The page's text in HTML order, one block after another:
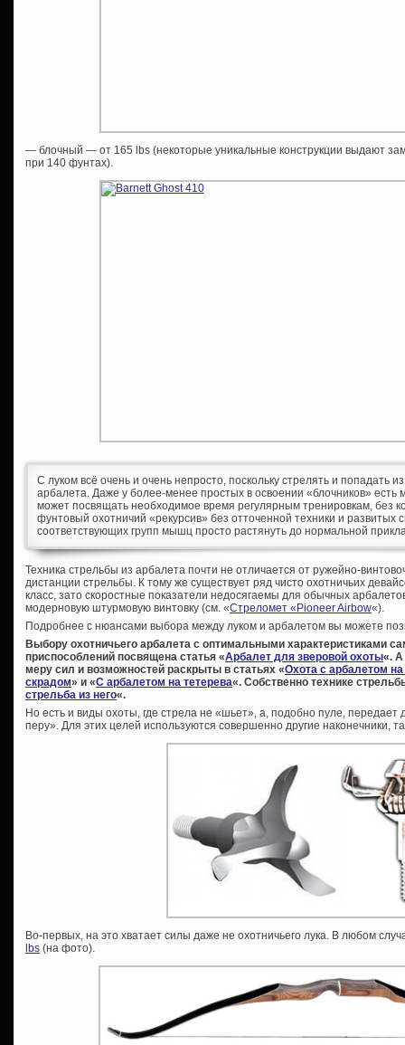
— блочный — от 165 lbs (некоторые уникальные конструкции выдают
при 140 фунтах).
С луком всё очень и очень непросто, поскольку стрелять и попадать
арбалета. Даже у более-менее простых в освоении «блочников» есть
может посвящать необходимое время регулярным тренировкам, без
фунтовый охотничий «рекурсив» без отточенной техники и
соответствующих групп мышц просто растянуть до нормальной
Техника стрельбы из арбалета почти не отличается от ружейно-
дистанции стрельбы. К тому же существует ряд чисто охотничьих
класс, зато скоростные показатели недосягаемы для обычных
модерновую штурмовую винтовку (см. «Стреломет «Pioneer Airbow«).
Подробнее с нюансами выбора между луком и арбалетом вы можете
Выбору охотничьего арбалета с оптимальными характеристиками
приспособлений посвящена статья «Арбалет для зверовой охоты«. А
меру сил и возможностей раскрыты в статьях «Охота с арбалетом на
скрадом» и «С арбалетом на тетерева«. Собственно технике
стрельба из него«.
Но есть и виды охоты, где стрела не «шьет», а, подобно пуле,
перу». Для этих целей используются совершенно другие наконечники,
Во-первых, на это хватает силы даже не охотничьего лука. В любом
lbs (на фото).